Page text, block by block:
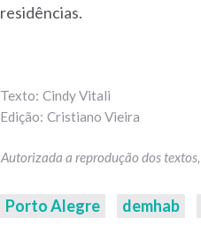
residências.
Cindy Vitali
Cristiano Vieira
Porto Alegre demhab